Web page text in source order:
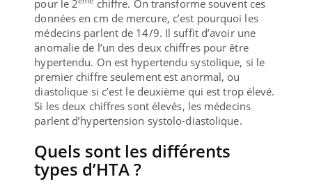
pour le 2
chiffre. On transforme souvent ces
données en cm de mercure, c’est pourquoi les
médecins parlent de 14/9. Il suffit d’avoir une
anomalie de l’un des deux chiffres pour être
hypertendu. On est hypertendu systolique, si le
premier chiffre seulement est anormal, ou
diastolique si c’est le deuxième qui est trop élevé.
Si les deux chiffres sont élevés, les médecins
parlent d’hypertension systolo-diastolique.
Quels sont les différents
types d’HTA ?